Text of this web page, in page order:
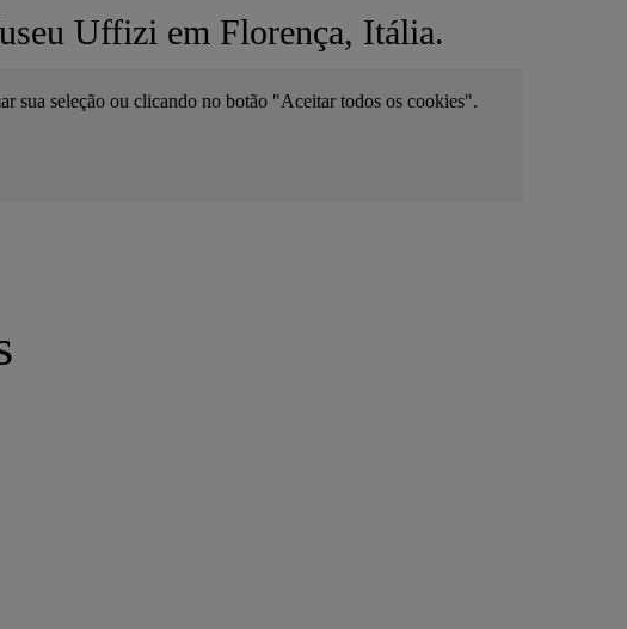
Uffizi em Florença, Itália.
sua seleção ou clicando no botão "Aceitar todos os cookies".